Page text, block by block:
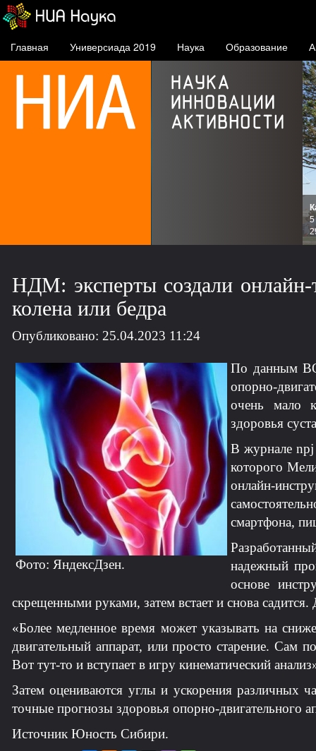
Главная Универсиада 2019 Наука Образование
5
НДМ: эксперты создали онлайн-
колена или бедра
Опубликовано: 25.04.2023 11:24
Фото: ЯндексДзен.
По данным
опорно-
очень мало
здоровья
В журнале npj
которого
онлайн-
смартфона,
надежный
основе
скрещенными руками, затем встает и снова садится.
«Более медленное время может указывать на
двигательный аппарат, или просто старение. Сам
Вот тут-то и вступает в игру кинематический
Затем оцениваются углы и ускорения различных
точные прогнозы здоровья опорно-двигательного
Источник Юность Сибири.